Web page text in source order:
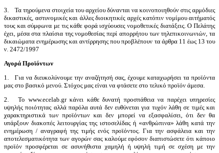
3. Τα τηρούμενα στοιχεία του αρχείου δύνανται να κοινοποιηθούν στις αρμόδιες
δικαστικές, αστυνομικές και άλλες διοικητικές αρχές κατόπιν νομίμου αιτήματός
τους και σύμφωνα με τις κάθε φορά ισχύουσες νομοθετικές διατάξεις. Ο Πελάτης
έχει, μέσα στα πλαίσια της νομοθεσίας περί απορρήτου των τηλεπικοινωνιών, τα
δικαιώματα ενημέρωσης και αντίρρησης που προβλέπουν τα άρθρα 11 έως 13 του
ν. 2472/1997
Αγορά Προϊόντων
1. Για να διευκολύνουμε την αναζήτησή σας, έχουμε καταχωρήσει τα προϊόντα
μας στο βασικό μενού. Στόχος μας είναι να φτάσετε στο τελικό προϊόν άμεσα.
2. Το www.ecelab.gr κάνει κάθε δυνατή προσπάθεια να παρέχει υπηρεσίες
υψηλής ποιότητας αλλά παρόλα αυτά δεν ευθύνεται για τυχόν λάθη σε τιμές και
χαρακτηριστικά των προϊόντων και δεν μπορεί να εξασφαλίσει, ότι δεν θα
υπάρξουν διακοπές λειτουργίας της ιστοσελίδας ή «ανθρώπινα» λάθη κατά την
ενημέρωση / αναγραφή της τιμής ενός προϊόντος. Για την ασφάλεια και την
αποτελεσματικότητα των αγορών σας καλούμε εφόσον διαπιστώσετε ότι κάποιο
προϊόν προσφέρεται σε ασυνήθιστα χαμηλή ή υψηλή τιμή σε σχέση με την